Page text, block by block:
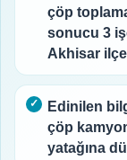
çöp
sonucu 3
Akhisar
Edinilen
çöp
yatağına